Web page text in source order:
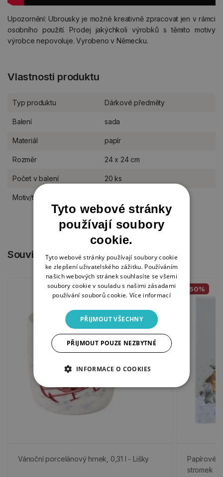
Upozornění: Ubrousky je možné kreativně zpracovat jen v rámci
osobního použití. Prodej jakýchkoli výrobků s těmito motivy
výrobce nepovoluje. Vyrobeno v Německu.
Vlastnosti produktu
Typ produktu Dárkové předměty
Balení sada
Materiál papír
Rozměr 24 x 24 cm
Počet v balení 20 ks
Motiv/téma
Související produkty
Vánoční porcelánový hrnek, 0,31 l - Lišky
-50%
Papírové
stromek
Tyto webové stránky
používají soubory
cookie.
Tyto webové stránky používají soubory cookie
ke zlepšení uživatelského zážitku. Používáním
našich webových stránek souhlasíte se všemi
soubory cookie v souladu s našimi zásadami
používání souborů cookie. Více informací
PŘIJMOUT VŠECHNY
PŘIJMOUT POUZE NEZBYTNÉ
INFORMACE O COOKIES